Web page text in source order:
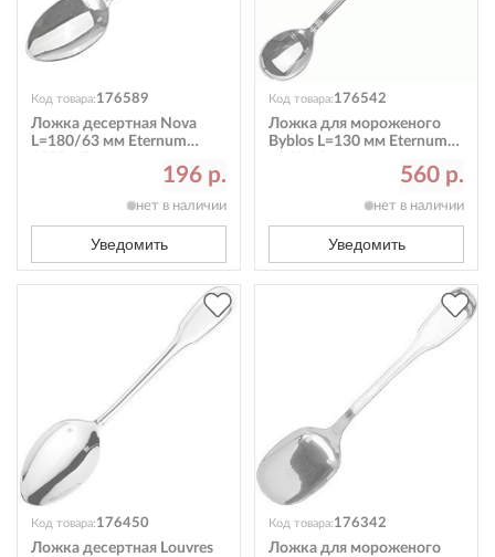
Код товара:176589
Ложка десертная Nova
L=180/63 мм Eternum
196 р.
нет в наличии
Уведомить
Код товара:176542
Ложка для мороженого
Byblos L=130 мм Eternum
560 р.
нет в наличии
Уведомить
Код товара:176450
Ложка десертная Louvres
Код товара:176342
Ложка для мороженого